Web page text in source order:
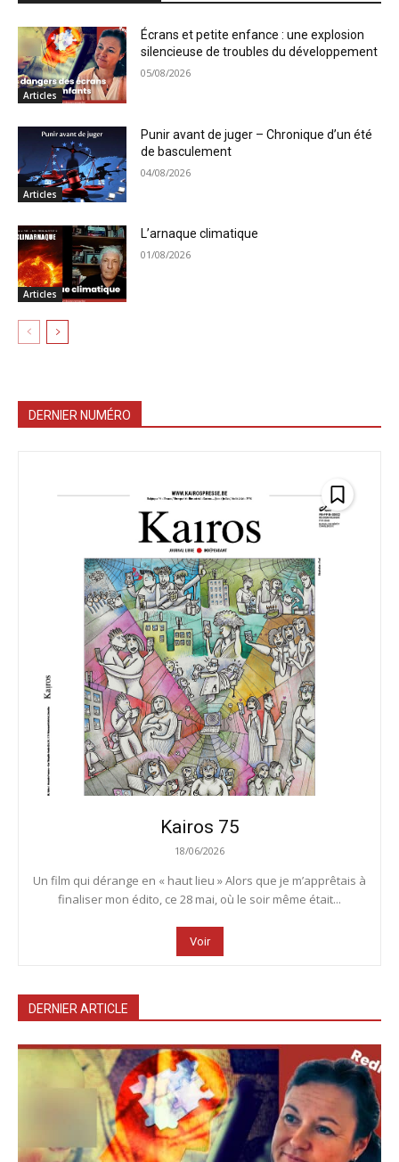
Articles
Écrans et petite enfance : une explosion
silencieuse de troubles du développement
05/08/2026
Articles
Punir avant de juger – Chronique d’un été
de basculement
04/08/2026
Articles
L’arnaque climatique
01/08/2026
DERNIER NUMÉRO
Kairos 75
18/06/2026
Un film qui dérange en « haut lieu » Alors que je m’apprêtais à
finaliser mon édito, ce 28 mai, où le soir même était...
Voir
DERNIER ARTICLE